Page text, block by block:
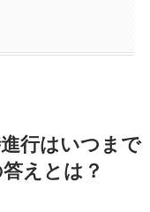
行はいつまで
えとは？